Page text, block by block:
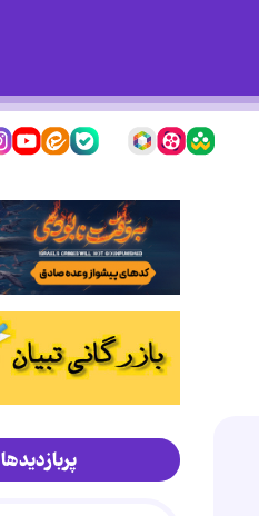
پربازدیدها